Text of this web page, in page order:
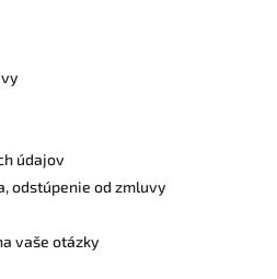
údajov
odstúpenie od zmluvy
vaše otázky